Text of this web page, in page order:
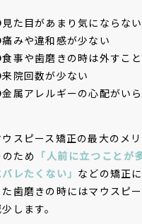
た目があまり気にならない
みや違和感が少ない
事や歯磨きの時は外すこ
院回数が少ない
属アレルギーの心配がい
ウスピース矯正の最大のメ
のため 「人前に立つこと
バレたくない」 などの矯正
た歯磨きの時にはマウスピ
します。